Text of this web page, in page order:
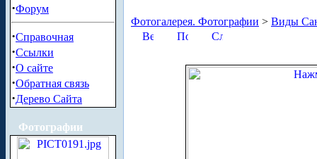
·Форум
·Справочная
·Ссылки
·О сайте
·Обратная связь
·Дерево Сайта
Фотографии
Фотогалерея. Фотографии > Виды